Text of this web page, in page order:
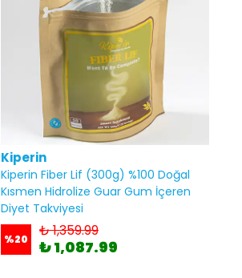
Kiperin
Kiperin Fiber Lif (300g) %100 Doğal
Kısmen Hidrolize Guar Gum İçeren
Diyet Takviyesi
%20 ₺ 1,359.99
₺ 1,087.99